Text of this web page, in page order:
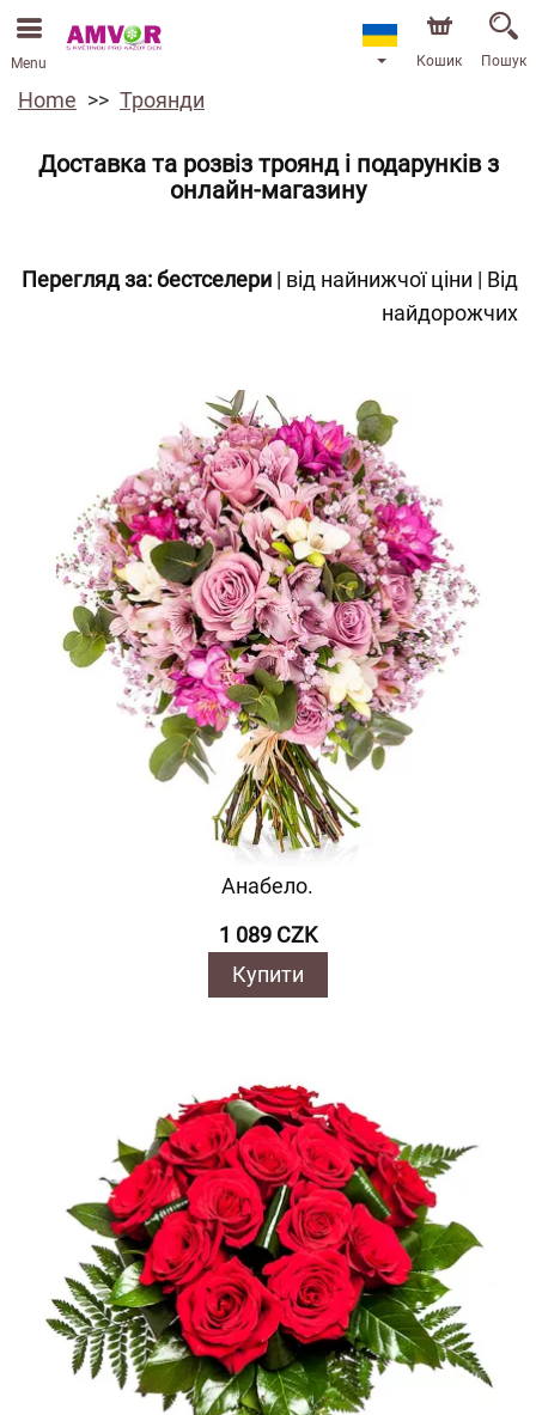
Menu Кошик Пошук
Home Троянди
Доставка та розвіз троянд і подарунків з
онлайн-магазину
Перегляд за:бестселери | від найнижчої ціни | Від
найдорожчих
Анабело.
1 089 CZK
Купити